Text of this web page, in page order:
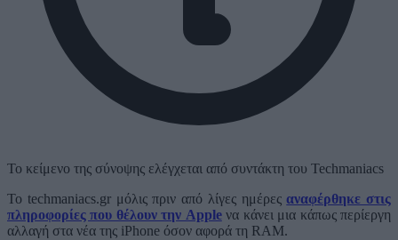
Το κείμενο της σύνοψης ελέγχεται από συντάκτη του Techmaniacs
Το techmaniacs.gr μόλις πριν από λίγες ημέρες αναφέρθηκε στις
πληροφορίες που θέλουν την Appleνα κάνει μια κάπως περίεργη
αλλαγή στα νέα της iPhone όσον αφορά τη RAM.